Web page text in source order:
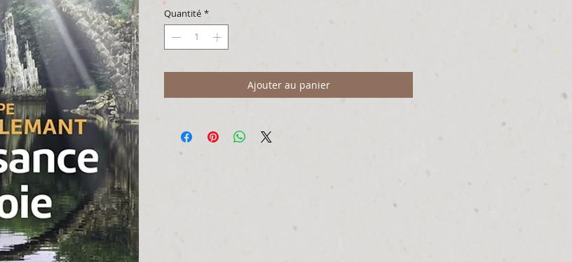
Quantité *
Ajouter au panier